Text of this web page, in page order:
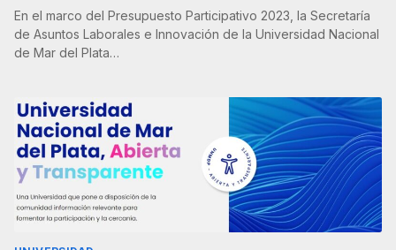
En el marco del Presupuesto Participativo 2023, la Secretaría
de Asuntos Laborales e Innovación de la Universidad Nacional
de Mar del Plata…